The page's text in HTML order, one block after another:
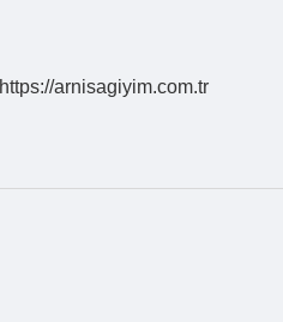
https://arnisagiyim.com.tr